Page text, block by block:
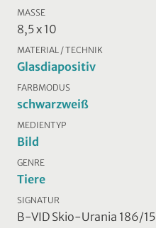
MASSE
8,5 x 10
MATERIAL / TECHNIK
Glasdiapositiv
FARBMODUS
schwarzweiß
MEDIENTYP
Bild
GENRE
Tiere
SIGNATUR
B-VID Skio-Urania 186/15